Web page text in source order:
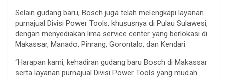
Selain gudang baru, Bosch juga telah melengkapi layanan
purnajual Divisi Power Tools, khususnya di Pulau Sulawesi,
dengan menyediakan lima service center yang berlokasi di
Makassar, Manado, Pinrang, Gorontalo, dan Kendari.
“Harapan kami, kehadiran gudang baru Bosch di Makassar
serta layanan purnajual Divisi Power Tools yang mudah